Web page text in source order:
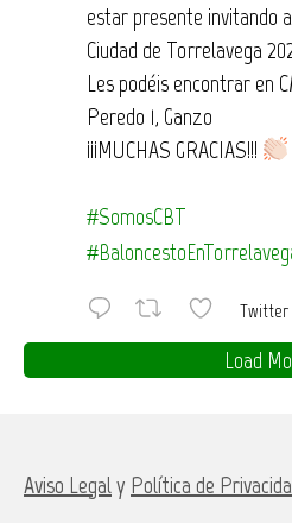
estar presente invitando
Ciudad de Torrelavega
Les podéis encontrar en
Peredo 1, Ganzo
¡¡¡MUCHAS GRACIAS!!!
#SomosCBT
Twitter
Load
Aviso Legaly Política de